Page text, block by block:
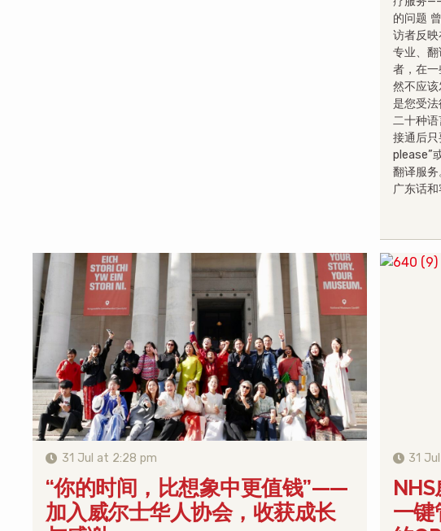
的问题
访者反
专业、
者，在
然不应
是您受法
二十种语
接通后
please”
翻译服务
广东话
31 Jul at 2:28 pm
“你的时间，比想象中更值钱”——
加入威尔士华人协会，收获成长
31
NHS
一键